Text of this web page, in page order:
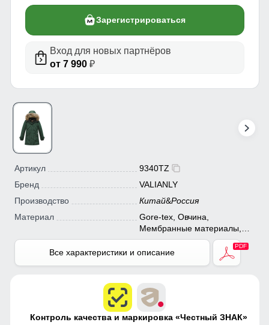
Зарегистрироваться
Вход для новых партнёров
от 7 990₽
Артикул
9340TZ
Бренд
VALIANLY
Производство
Китай&Россия
Материал
Gore-tex, Овчина,
Мембранные материалы,
Натуральные материалы,
Полиэстер, Плащевка,
Все характеристики и описание
Контроль качества и маркировка «Честный ЗНАК»